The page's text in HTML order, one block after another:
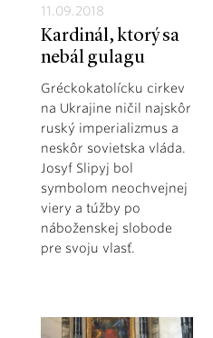
11.09.2018
Kardinál, ktorý sa
nebál gulagu
Gréckokatolícku cirkev
na Ukrajine ničil najskôr
ruský imperializmus a
neskôr sovietska vláda.
Josyf Slipyj bol
symbolom neochvejnej
viery a túžby po
náboženskej slobode
pre svoju vlasť.